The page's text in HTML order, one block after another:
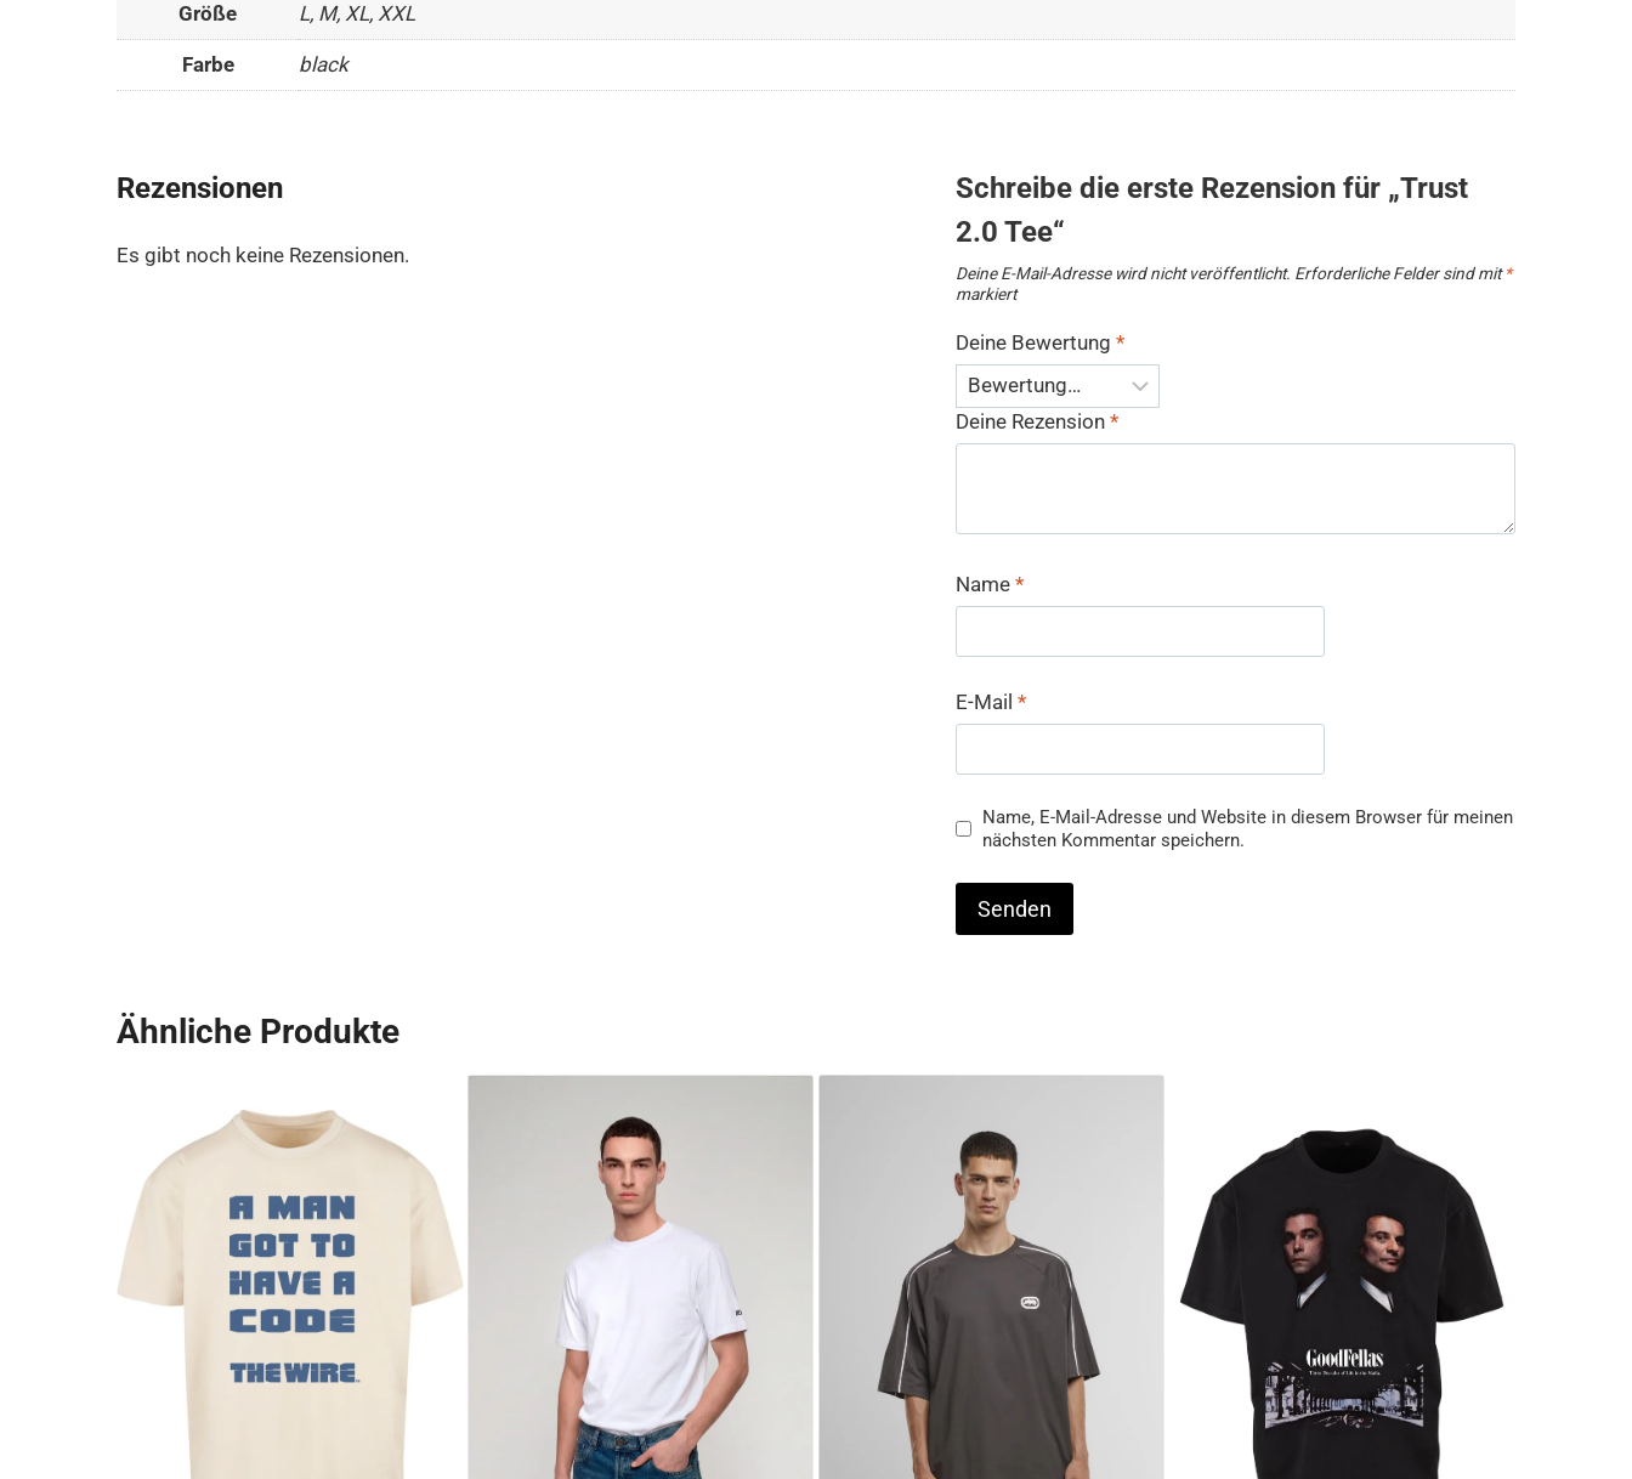
Größe L, M, XL, XXL
Farbe black
Rezensionen
Es gibt noch keine Rezensionen.
Schreibe die erste Rezension für „Trust
2.0 Tee“
Deine E-Mail-Adresse wird nicht veröffentlicht. Erforderliche Felder sind mit*
markiert
Deine Bewertung*
Deine Rezension*
Name*
E-Mail*
Name, E-Mail-Adresse und Website in diesem Browser für meinen
nächsten Kommentar speichern.
Ähnliche Produkte